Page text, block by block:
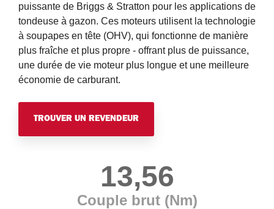
puissante de Briggs & Stratton pour les applications de
tondeuse à gazon. Ces moteurs utilisent la technologie
à soupapes en tête (OHV), qui fonctionne de manière
plus fraîche et plus propre - offrant plus de puissance,
une durée de vie moteur plus longue et une meilleure
économie de carburant.
TROUVER UN REVENDEUR
Couple brut (Nm)
13,56